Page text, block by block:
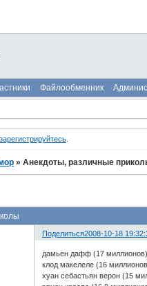
Файлообменник
зарегистрируйтесь.
»Анекдоты, различные
Поделиться2008-10-18
дамьен дафф (17 миллионов)
клод макелеле (16
хуан себастьян верон (15